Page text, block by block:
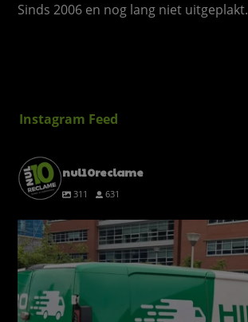
Sinds 2006 en nog lang niet uitgeplakt.
Instagram Feed
nul10reclame
311 631